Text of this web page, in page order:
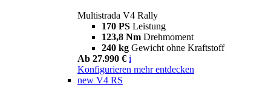
Multistrada V4 Rally
170 PS Leistung
123,8 Nm Drehmoment
240 kg Gewicht ohne Kraftstoff
Ab 27.990 € i
Konfigurieren mehr entdecken
new V4 RS